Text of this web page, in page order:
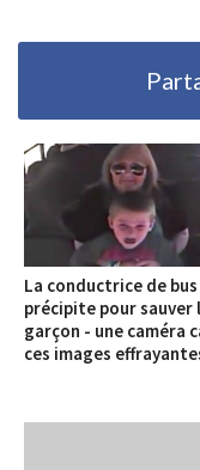
La conductrice de bus
précipite pour sauver
garçon - une caméra
ces images